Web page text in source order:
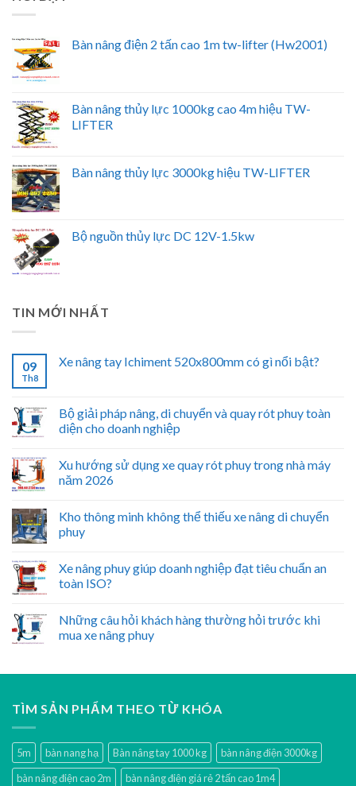
Bàn nâng điện 2 tấn cao 1m tw-lifter (Hw2001)
Bàn nâng thủy lực 1000kg cao 4m hiệu TW-
LIFTER
Bàn nâng thủy lực 3000kg hiệu TW-LIFTER
Bộ nguồn thủy lực DC 12V-1.5kw
TIN MỚI NHẤT
09
Th8
Xe nâng tay Ichiment 520x800mm có gì nổi bật?
Bộ giải pháp nâng, di chuyển và quay rót phuy toàn
diện cho doanh nghiệp
Xu hướng sử dụng xe quay rót phuy trong nhà máy
năm 2026
Kho thông minh không thể thiếu xe nâng di chuyển
phuy
Xe nâng phuy giúp doanh nghiệp đạt tiêu chuẩn an
toàn ISO?
Những câu hỏi khách hàng thường hỏi trước khi
mua xe nâng phuy
TÌM SẢN PHẨM THEO TỪ KHÓA
5m bàn nang hạ Bàn nâng tay 1000 kg
bàn nâng điện 3000kg
bàn nâng điện cao 2m
bàn nâng điện giá rẻ 2 tấn cao 1m4